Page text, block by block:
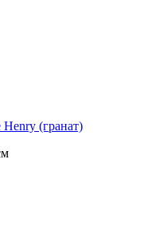
(гранат)